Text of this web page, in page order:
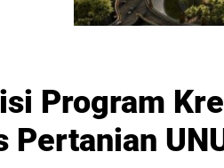
Program
Pertanian